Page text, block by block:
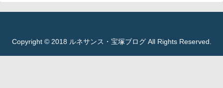
Copyright © 2018 ルネサンス・宝塚ブログ All Rights Reserved.